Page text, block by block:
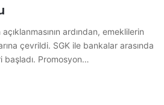
ardından, emeklilerin
çevrildi. SGK ile bankalar arasında
Promosyon…